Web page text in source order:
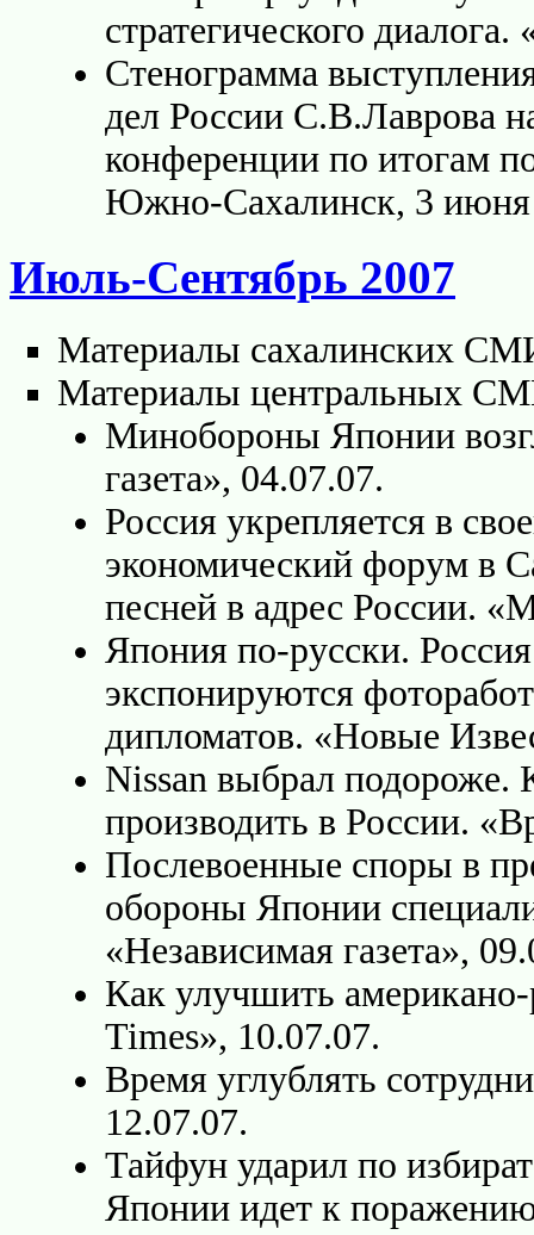
стратегического
Стенограмма
дел России С.В.Лаврова
конференции по итогам
Южно-Сахалинск, 3
Июль-Сентябрь 2007
Материалы сахалинских
Материалы центральных
Минобороны Японии
газета», 04.07.07.
Россия укрепляется в
экономический форум в
песней в адрес России.
Япония по-русски.
экспонируются
дипломатов. «Новые
Nissan выбрал подороже.
производить в России.
Послевоенные споры в
обороны Японии
«Независимая газета»,
Как улучшить
Times», 10.07.07.
Время углублять
12.07.07.
Тайфун ударил по
Японии идет к